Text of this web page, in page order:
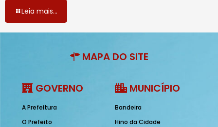
Leia mais...
MAPA DO SITE
GOVERNO
A Prefeitura
O Prefeito
MUNICÍPIO
Bandeira
Hino da Cidade